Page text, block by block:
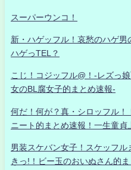
スーパーウンコ！
新・ハゲッフル！哀愁のハゲ男
ハゲっTEL？
こじ！コジッフル@！-レズっ
女のBL腐女子的まとめ速報-
何だ！何が？真・シロッフ
ニート的まとめ速報！一生童貞
男装スケバン女子！スケッフ
きっ!！ビー玉のおいぬさん的